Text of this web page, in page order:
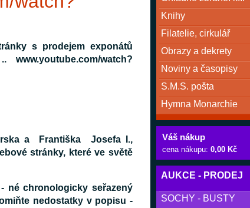
s prodejem exponátů
watch?
a Františka Josefa I.,
stránky, které ve světě
né chronologicky seřazený
nedostatky v popisu -
Knihy
Filatelie, cirkulář
Obrazy a dekrety
Noviny a časopisy
S.M.S. pošta
Hymna Monarchie
Váš nákup
cena nákupu: 0,00 Kč
AUKCE - PRODEJ
SOCHY - BUSTY